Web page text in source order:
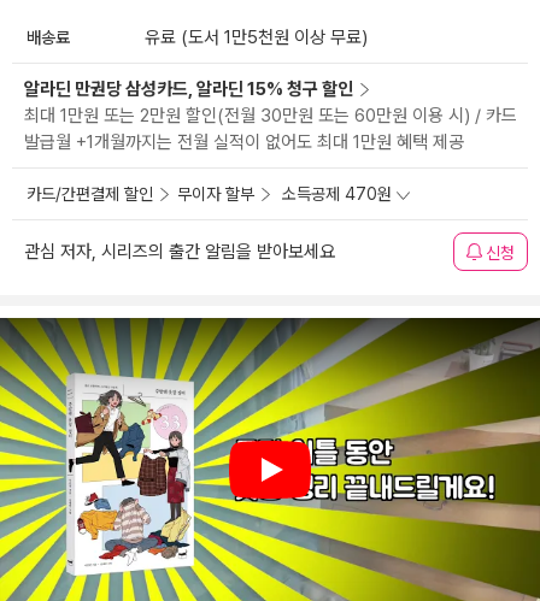
배송료 유료 (도서 1만5천원 이상 무료)
알라딘 만권당 삼성카드, 알라딘 15% 청구 할인
최대 1만원 또는 2만원 할인(전월 30만원 또는 60만원 이용 시) / 카드
발급월 +1개월까지는 전월 실적이 없어도 최대 1만원 혜택 제공
카드/간편결제 할인 무이자 할부 소득공제 470원
관심 저자, 시리즈의 출간 알림을 받아보세요 신청
Play